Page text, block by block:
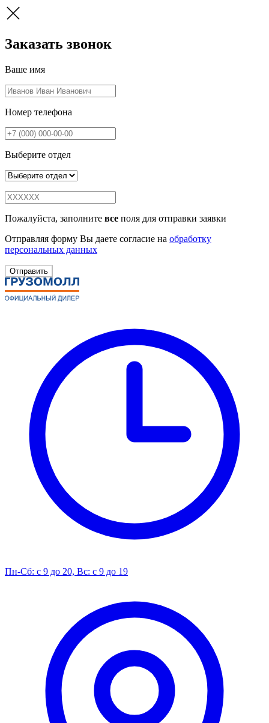
Заказать звонок
Ваше имя
Номер телефона
Выберите отдел
Пожалуйста, заполните все поля для отправки заявки
Отправляя форму Вы даете согласие на обработку
персональных данных
Отправить
Пн-Сб: с 9 до 20, Вс: с 9 до 19